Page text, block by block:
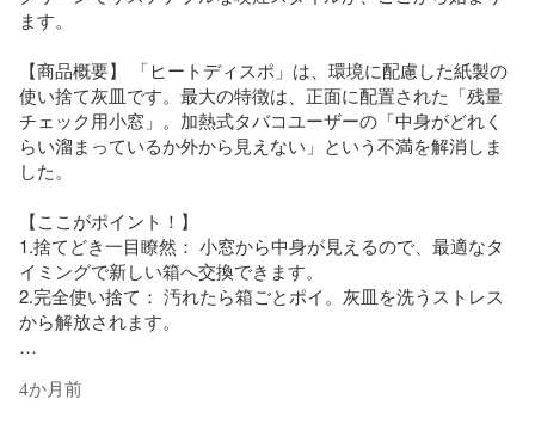
ます。
【商品概要】 「ヒートディスポ」は、環境に配慮した紙製の
使い捨て灰皿です。最大の特徴は、正面に配置された「残量
チェック用小窓」。加熱式タバコユーザーの「中身がどれく
らい溜まっているか外から見えない」という不満を解消しま
した。
【ここがポイント！】
1.捨てどき一目瞭然： 小窓から中身が見えるので、最適なタ
イミングで新しい箱へ交換できます。
2.完全使い捨て： 汚れたら箱ごとポイ。灰皿を洗うストレス
から解放されます。
ており、現在販売されている主要な加熱式タバコのスティッ
4か月前